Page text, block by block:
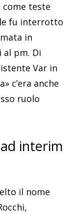
come teste
fu interrotto
in
pm. Di
Var in
c’era anche
ruolo
interim
il nome